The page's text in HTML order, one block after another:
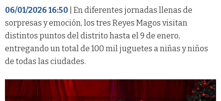
06/01/2026 16:50 | En diferentes jornadas llenas de
sorpresas y emoción, los tres Reyes Magos visitan
distintos puntos del distrito hasta el 9 de enero,
entregando un total de 100 mil juguetes a niñas y niños
de todas las ciudades.